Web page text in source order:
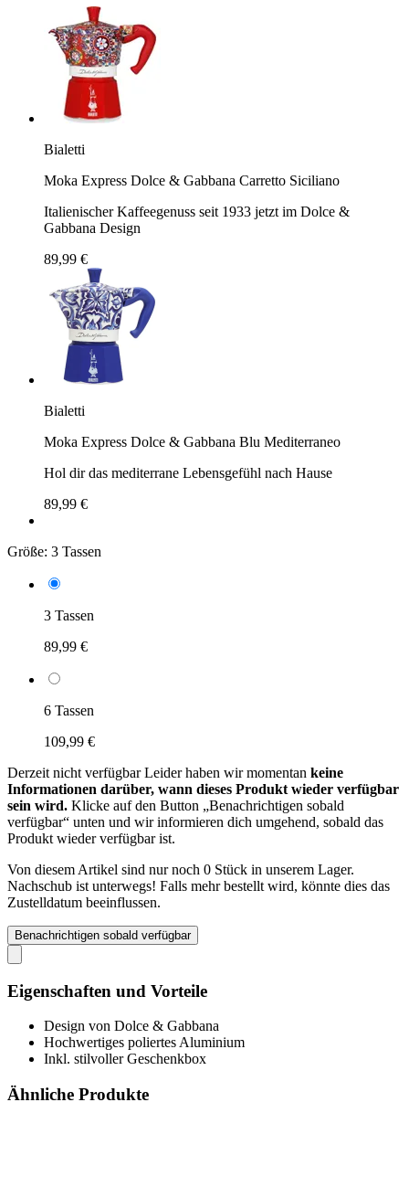
Bialetti
Moka Express Dolce & Gabbana Carretto Siciliano
Italienischer Kaffeegenuss seit 1933 jetzt im Dolce &
Gabbana Design
89,99 €
Bialetti
Moka Express Dolce & Gabbana Blu Mediterraneo
Hol dir das mediterrane Lebensgefühl nach Hause
89,99 €
Größe: 3 Tassen
3 Tassen
89,99 €
6 Tassen
109,99 €
Derzeit nicht verfügbarLeider haben wir momentan keine
Informationen darüber, wann dieses Produkt wieder verfügbar
sein wird. Klicke auf den Button „Benachrichtigen sobald
verfügbar“ unten und wir informieren dich umgehend, sobald das
Produkt wieder verfügbar ist.
Von diesem Artikel sind nur noch 0 Stück in unserem Lager.
Nachschub ist unterwegs! Falls mehr bestellt wird, könnte dies das
Zustelldatum beeinflussen.
Benachrichtigen sobald verfügbar
Eigenschaften und Vorteile
Design von Dolce & Gabbana
Hochwertiges poliertes Aluminium
Inkl. stilvoller Geschenkbox
Ähnliche Produkte